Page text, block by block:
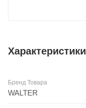
Характеристики
Бренд Товара
WALTER